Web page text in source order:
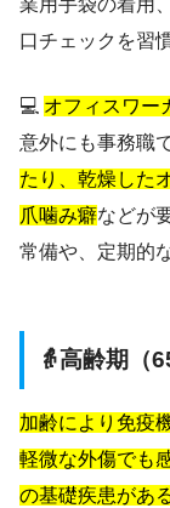
口チェックを習
💻 オフィスワー
意外にも事務職
たり、乾燥した
爪噛み癖などが
常備や、定期的
👵高齢期（
加齢により免疫
軽微な外傷でも
の基礎疾患があ